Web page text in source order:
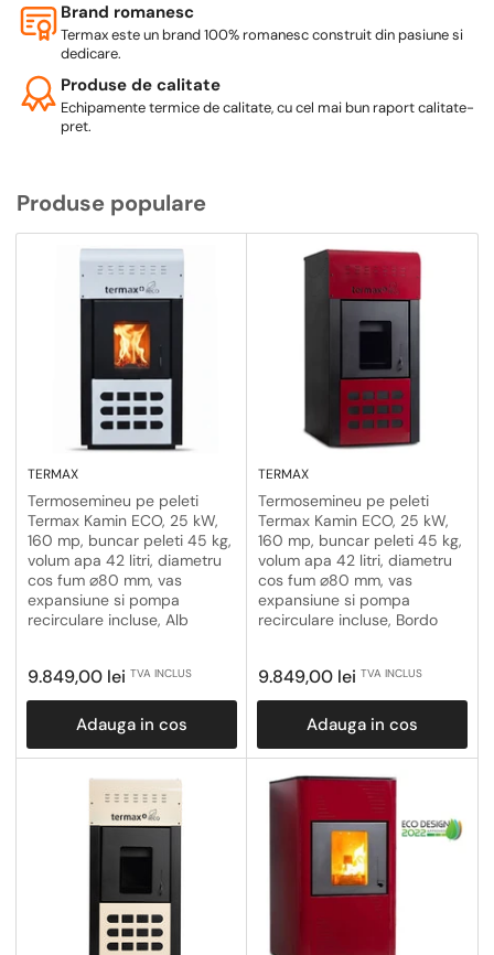
Brand romanesc
Termax este un brand 100% romanesc construit din pasiune si
dedicare.
Produse de calitate
Echipamente termice de calitate, cu cel mai bun raport calitate-
pret.
Produse populare
TERMAX
Termosemineu pe peleti
Termax Kamin ECO, 25 kW,
160 mp, buncar peleti 45 kg,
volum apa 42 litri, diametru
cos fum ⌀80 mm, vas
expansiune si pompa
recirculare incluse, Alb
Pret
obisnuit
9.849,00 lei TVA INCLUS
Adauga in cos
TERMAX
Termosemineu pe peleti
Termax Kamin ECO, 25 kW,
160 mp, buncar peleti 45 kg,
volum apa 42 litri, diametru
cos fum ⌀80 mm, vas
expansiune si pompa
recirculare incluse, Bordo
Pret
obisnuit
9.849,00 lei TVA INCLUS
Adauga in cos